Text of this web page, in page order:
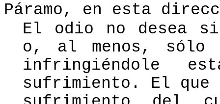
Páramo, en esta
El odio no desea
o, al menos, sólo
infringiéndole
sufrimiento. El que